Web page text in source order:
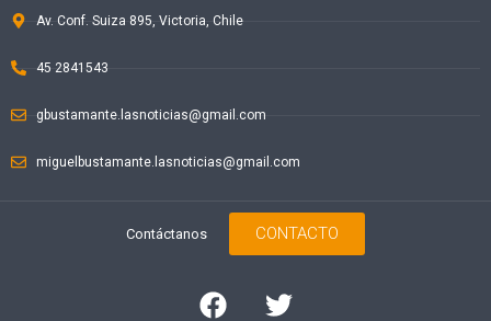
Av. Conf. Suiza 895, Victoria, Chile
45 2841543
gbustamante.lasnoticias@gmail.com
miguelbustamante.lasnoticias@gmail.com
Contáctanos CONTACTO